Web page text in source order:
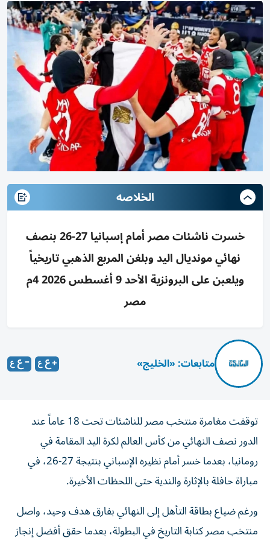
الخلاصه
خسرت ناشئات مصر أمام إسبانيا 27-26 بنصف
نهائي مونديال اليد وبلغن المربع الذهبي تاريخياً
ويلعبن على البرونزية الأحد 9 أغسطس 2026 4م
مصر
متابعات: «الخليج»
توقفت مغامرة منتخب مصر للناشئات تحت 18 عاماً عند
الدور نصف النهائي من كأس العالم لكرة اليد المقامة في
رومانيا، بعدما خسر أمام نظيره الإسباني بنتيجة 27-26، في
مباراة حافلة بالإثارة والندية حتى اللحظات الأخيرة.
ورغم ضياع بطاقة التأهل إلى النهائي بفارق هدف وحيد، واصل
منتخب مصر كتابة التاريخ في البطولة، بعدما حقق أفضل إنجاز